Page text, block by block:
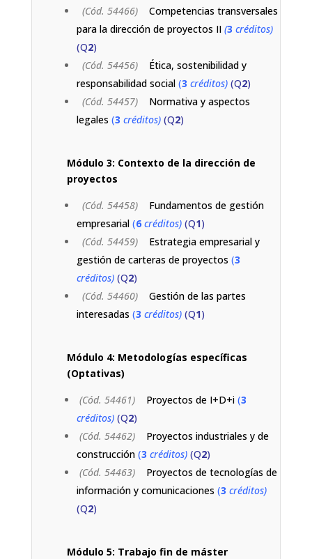
(Cód. 54466)Competencias transversales
para la dirección de proyectos II (3 créditos)
(Q2)
(Cód. 54456) Ética, sostenibilidad y
responsabilidad social (3 créditos) (Q2)
(Cód. 54457) Normativa y aspectos
legales (3 créditos) (Q2)
Módulo 3: Contexto de la dirección de
proyectos
(Cód. 54458) Fundamentos de gestión
empresarial (6créditos) (Q1)
(Cód. 54459) Estrategia empresarial y
gestión de carteras de proyectos (3
créditos) (Q2)
(Cód. 54460) Gestión de las partes
interesadas (3 créditos) (Q1)
Módulo 4: Metodologías específicas
(Optativas)
(Cód. 54461) Proyectos de I+D+i (3
créditos) (Q2)
(Cód. 54462) Proyectos industriales y de
construcción (3 créditos) (Q2)
(Cód. 54463) Proyectos de tecnologías de
información y comunicaciones (3 créditos)
(Q2)
Módulo 5: Trabajo fin de máster